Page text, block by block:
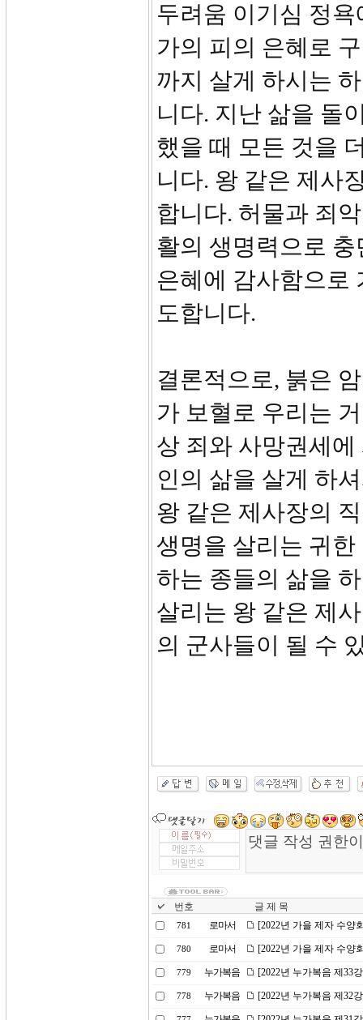
두려움 이기심 정
가의 피의 은혜로
까지 살게 하시는
니다. 지난 삶을 돌
했을 때 모든 것을
니다. 왕 같은 제사
합니다. 허물과 죄
활의 생명력으로
은혜에 감사함으로
도합니다.
결론적으로, 붉은
가 보혈로 우리는
상 죄와 사망권세
인의 삶을 살게 하
왕 같은 제사장의
생명을 살리는 귀
하는 종들의 삶을
살리는 왕 같은 제
의 군사들이 될 수
번호 글 제 목
781 로마서 [2022년 가을 제자 수양
780 로마서 [2022년 가을 제자 수양
779 누가복음 [2022년 누가복음 제33
778 누가복음 [2022년 누가복음 제32